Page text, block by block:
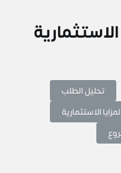
تحليل الطلب
الاستثمارية